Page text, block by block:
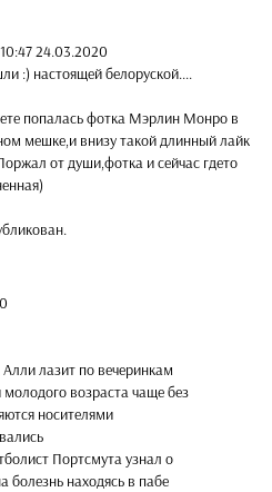
10:47 24.03.2020
:) настоящей белоруской....
попалась фотка Мэрлин Монро в
мешке,и внизу такой длинный лайк
от души,фотка и сейчас гдето
лазит по вечеринкам
возраста чаще без
носителями
Портсмута узнал о
болезнь находясь в пабе